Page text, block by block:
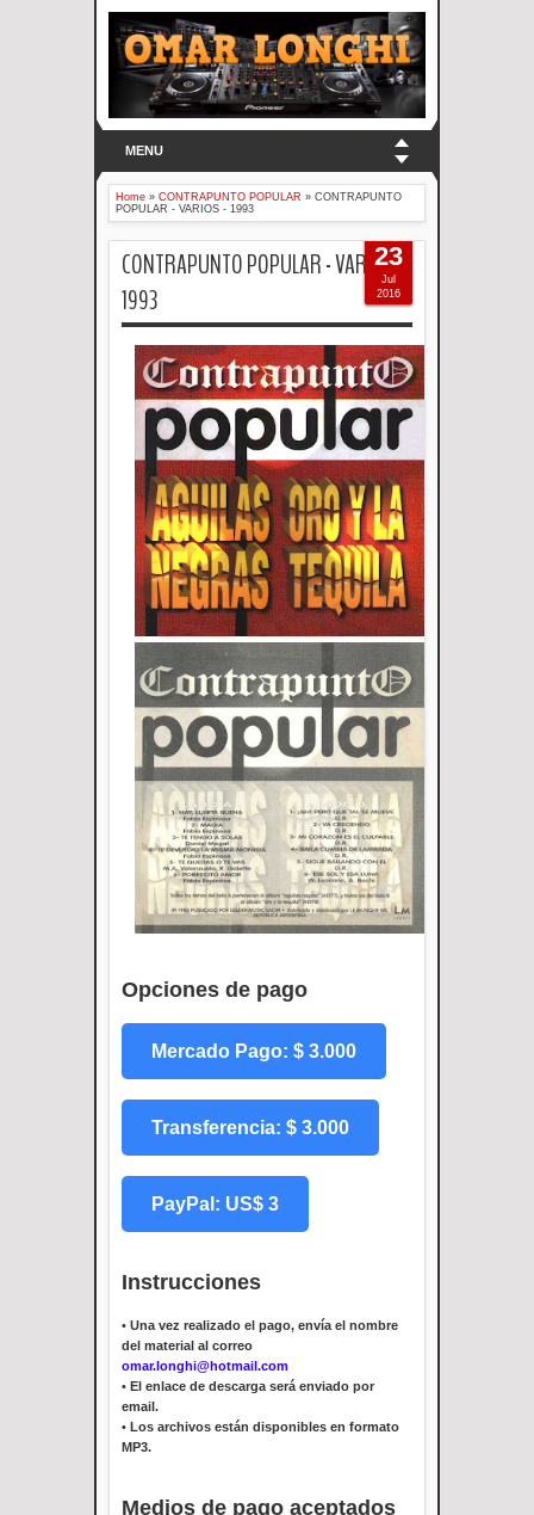
MENU
Home » CONTRAPUNTO POPULAR » CONTRAPUNTO
POPULAR - VARIOS - 1993
CONTRAPUNTO POPULAR - VARIOS -
1993
Opciones de pago
Mercado Pago: $ 3.000
Transferencia: $ 3.000
PayPal: US$ 3
Instrucciones
• Una vez realizado el pago, envía el nombre
del material al correo
omar.longhi@hotmail.com
• El enlace de descarga será enviado por
email.
• Los archivos están disponibles en formato
MP3.
Medios de pago aceptados
23
Jul
2016